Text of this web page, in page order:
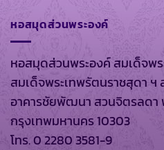
หอสมุดส่วนพระองค์
หอสมุดส่วนพระองค์ สมเด็จพร
สมเด็จพระเทพรัตนราชสุดา ฯ
อาคารชัยพัฒนา สวนจิตรลดา
กรุงเทพมหานคร 10303
โทร. 0 2280 3581-9